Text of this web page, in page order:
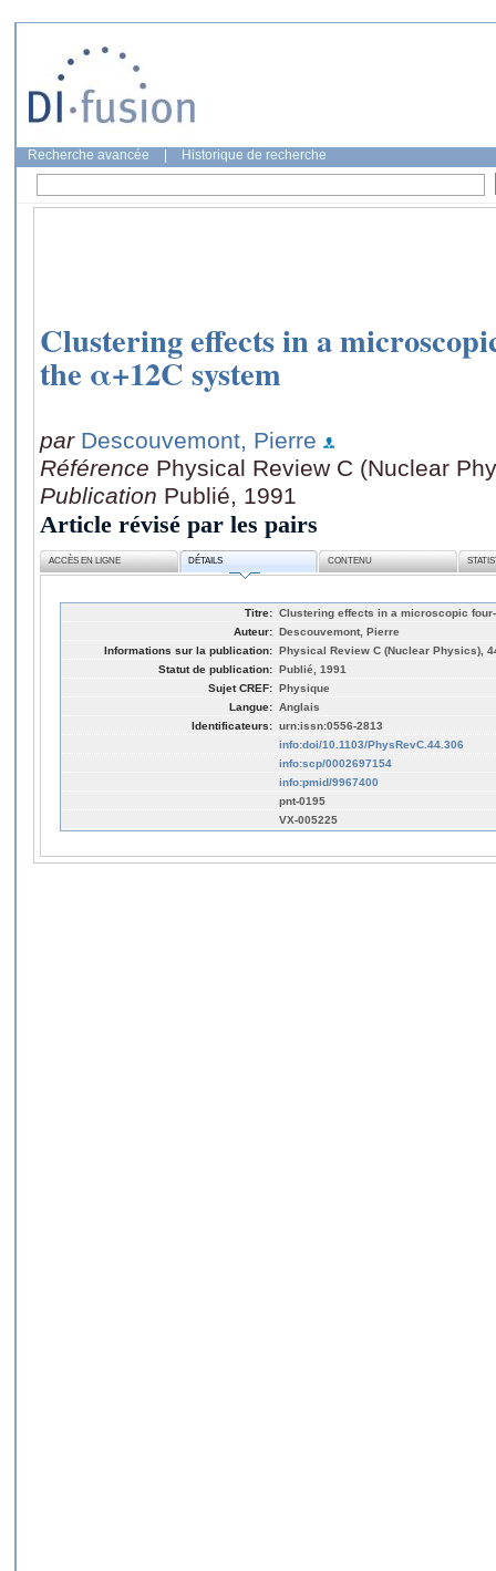
Recherche avancée Historique de recherche
Clustering effects in a
the α+12C system
par Descouvemont, Pierre
Référence Physical Review C (Nuclear
Publication Publié, 1991
Article révisé par les pairs
ACCÈS EN LIGNE DÉTAILS CONTENU
Titre: Clustering effects in a microscopic
Auteur: Descouvemont, Pierre
Informations sur la publication: Physical Review C (Nuclear Physics),
Statut de publication: Publié, 1991
Sujet CREF: Physique
Langue: Anglais
Identificateurs: urn:issn:0556-2813
info:doi/10.1103/PhysRevC.44.306
info:scp/0002697154
info:pmid/9967400
pnt-0195
VX-005225